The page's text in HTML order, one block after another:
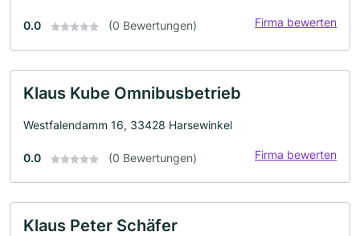
0.0 (0 Bewertungen) Firma bewerten
Klaus Kube Omnibusbetrieb
Westfalendamm 16, 33428 Harsewinkel
0.0 (0 Bewertungen) Firma bewerten
Klaus Peter Schäfer